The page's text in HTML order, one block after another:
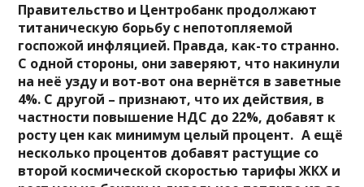
Правительство и Центробанк продолжают
титаническую борьбу с непотопляемой
госпожой инфляцией. Правда, как-то странно.
С одной стороны, они заверяют, что накинули
на неё узду и вот-вот она вернётся в заветные
4%. С другой – признают, что их действия, в
частности повышение НДС до 22%, добавят к
росту цен как минимум целый процент. А ещё
несколько процентов добавят растущие со
второй космической скоростью тарифы ЖКХ и